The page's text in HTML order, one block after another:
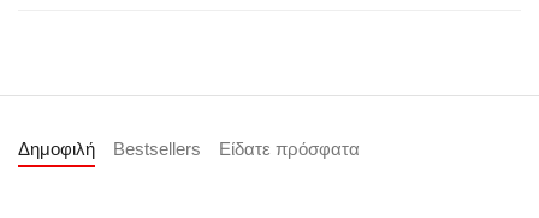
Δημοφιλή Bestsellers Είδατε πρόσφατα